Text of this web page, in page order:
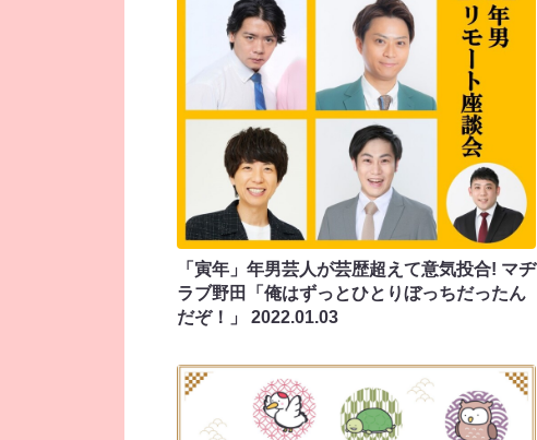
「寅年」年男芸人が芸歴超えて意気投合! マヂ
ラブ野田「俺はずっとひとりぼっちだったん
だぞ！」 2022.01.03